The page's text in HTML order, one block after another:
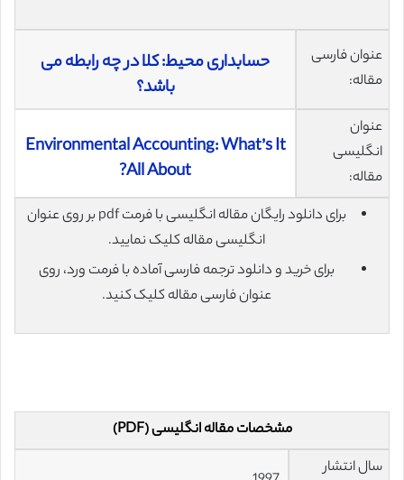
عنوان فارسی
مقاله:
حسابداری محیط: کلا در چه رابطه می
باشد؟
عنوان
انگلیسی
مقاله:
Environmental Accounting: What’s It
All About?
برای دانلود رایگان مقاله انگلیسی با فرمت pdf بر روی عنوان
انگلیسی مقاله کلیک نمایید.
برای خرید و دانلود ترجمه فارسی آماده با فرمت ورد، روی
عنوان فارسی مقاله کلیک کنید.
مشخصات مقاله انگلیسی (PDF)
سال انتشار